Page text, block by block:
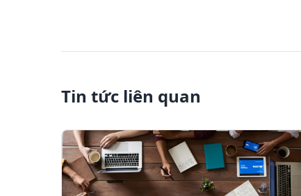
Tin tức liên quan